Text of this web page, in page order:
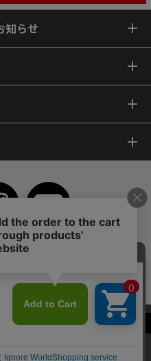
ています。Cookieの使用に同意いた
い。
知らせ
ご利用案内
タログ
All Rights Reserved.